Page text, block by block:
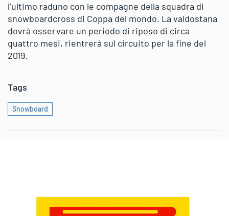
l’ultimo raduno con le compagne della squadra di
snowboardcross di Coppa del mondo. La valdostana
dovrà osservare un periodo di riposo di circa
quattro mesi, rientrerà sul circuito per la fine del
2019.
Tags
Snowboard